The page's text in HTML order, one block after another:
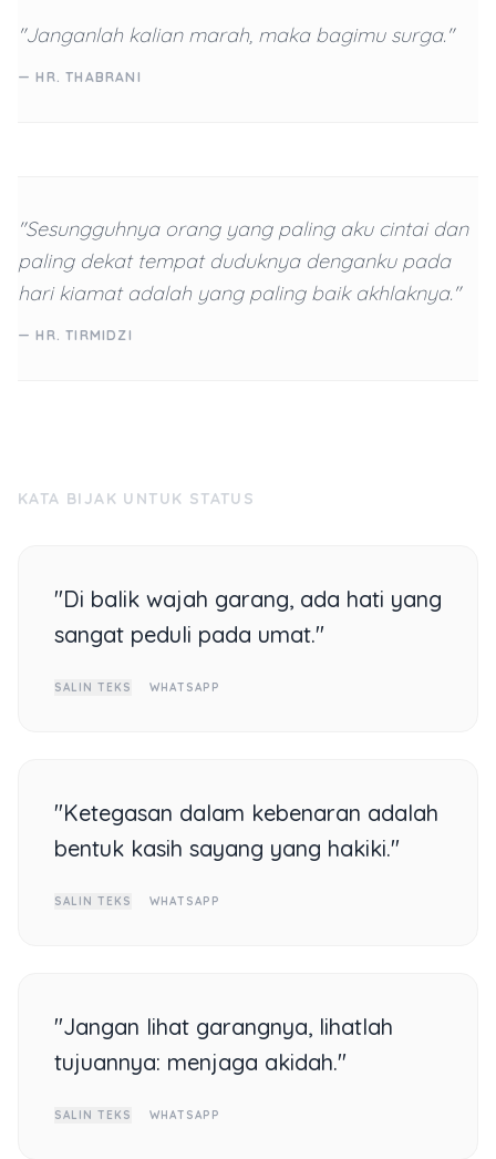
"Janganlah kalian marah, maka bagimu surga."
— HR. THABRANI
"Sesungguhnya orang yang paling aku cintai dan
paling dekat tempat duduknya denganku pada
hari kiamat adalah yang paling baik akhlaknya."
— HR. TIRMIDZI
KATA BIJAK UNTUK STATUS
"Di balik wajah garang, ada hati yang
sangat peduli pada umat."
SALIN TEKS WHATSAPP
"Ketegasan dalam kebenaran adalah
bentuk kasih sayang yang hakiki."
SALIN TEKS WHATSAPP
"Jangan lihat garangnya, lihatlah
tujuannya: menjaga akidah."
SALIN TEKS WHATSAPP